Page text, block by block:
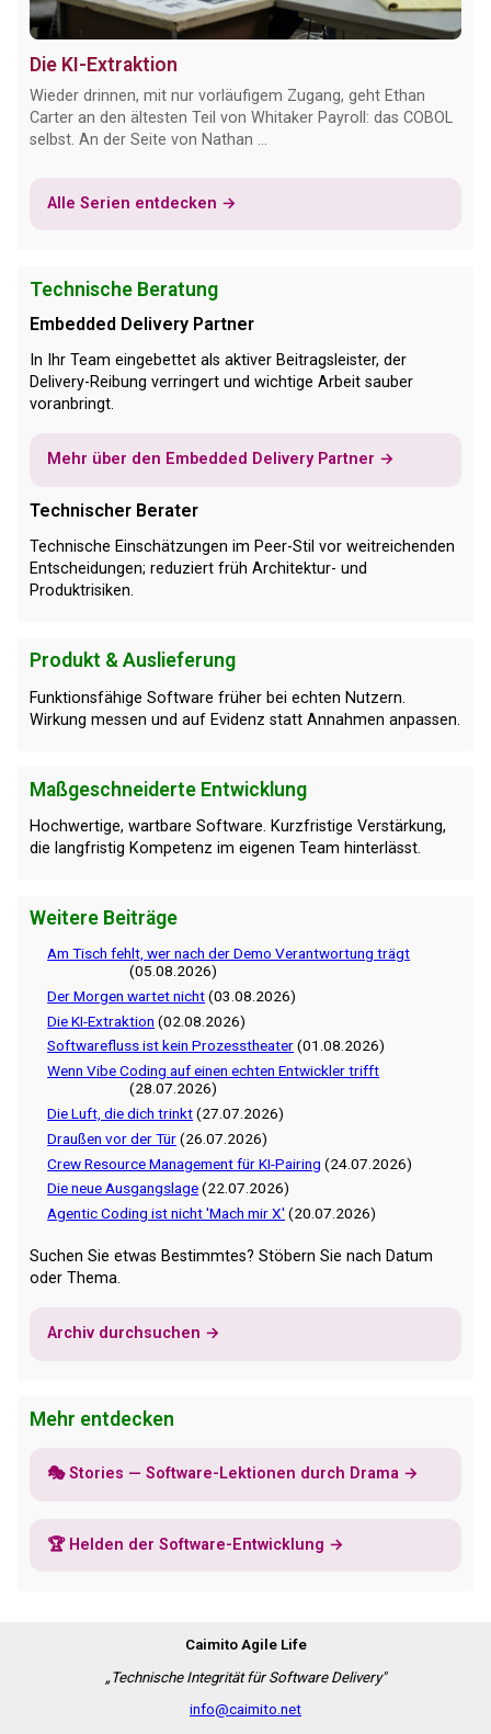
Die KI-Extraktion
Wieder drinnen, mit nur vorläufigem Zugang, geht Ethan
Carter an den ältesten Teil von Whitaker Payroll: das COBOL
selbst. An der Seite von Nathan ...
Alle Serien entdecken →
Technische Beratung
Embedded Delivery Partner
In Ihr Team eingebettet als aktiver Beitragsleister, der
Delivery-Reibung verringert und wichtige Arbeit sauber
voranbringt.
Mehr über den Embedded Delivery Partner →
Technischer Berater
Technische Einschätzungen im Peer-Stil vor weitreichenden
Entscheidungen; reduziert früh Architektur- und
Produktrisiken.
Produkt & Auslieferung
Funktionsfähige Software früher bei echten Nutzern.
Wirkung messen und auf Evidenz statt Annahmen anpassen.
Maßgeschneiderte Entwicklung
Hochwertige, wartbare Software. Kurzfristige Verstärkung,
die langfristig Kompetenz im eigenen Team hinterlässt.
Weitere Beiträge
Am Tisch fehlt, wer nach der Demo Verantwortung trägt
(05.08.2026)
Der Morgen wartet nicht(03.08.2026)
Die KI-Extraktion (02.08.2026)
Softwarefluss ist kein Prozesstheater(01.08.2026)
Wenn Vibe Coding auf einen echten Entwickler trifft
(28.07.2026)
Die Luft, die dich trinkt(27.07.2026)
Draußen vor der Tür(26.07.2026)
Crew Resource Management für KI-Pairing (24.07.2026)
Die neue Ausgangslage(22.07.2026)
Agentic Coding ist nicht 'Mach mir X' (20.07.2026)
Suchen Sie etwas Bestimmtes? Stöbern Sie nach Datum
oder Thema.
Archiv durchsuchen →
Mehr entdecken
🎭 Stories — Software-Lektionen durch Drama →
🏆 Helden der Software-Entwicklung →
Caimito Agile Life
„Technische Integrität für Software Delivery"
info@caimito.net